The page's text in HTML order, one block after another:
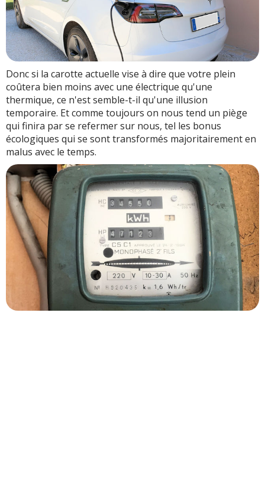
Donc si la carotte actuelle vise à dire que votre plein
coûtera bien moins avec une électrique qu'une
thermique, ce n'est semble-t-il qu'une illusion
temporaire. Et comme toujours on nous tend un piège
qui finira par se refermer sur nous, tel les bonus
écologiques qui se sont transformés majoritairement en
malus avec le temps.